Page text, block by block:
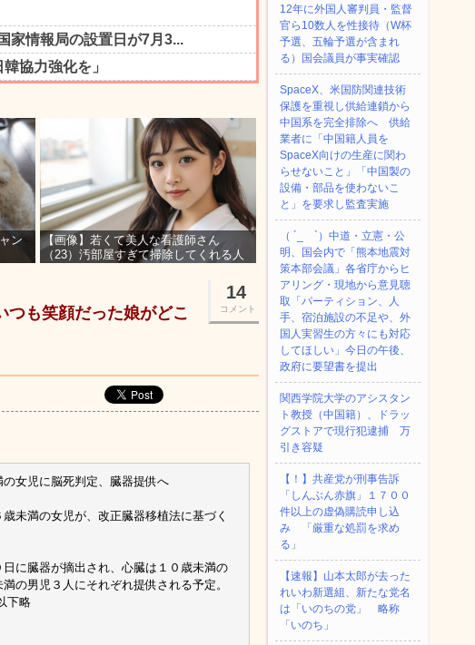
ン
【画像】若くて美人な看護師さん
（23）汚部屋すぎて掃除してくれる人
14
コメント
つも笑顔だった娘がどこ
女児に脳死判定、臓器提供へ
未満の女児が、改正臓器移植法に基づく
に臓器が摘出され、心臓は１０歳未満の
の男児３人にそれぞれ提供される予定。
下略
12年に外国人審判員・監督
官ら10数人を性接待（W杯
予選、五輪予選が含まれ
る）国会議員が事実確認
SpaceX、米国防関連技術
保護を重視し供給連鎖から
中国系を完全排除へ 供給
業者に「中国籍人員を
SpaceX向けの生産に関わ
らせないこと」「中国製の
設備・部品を使わないこ
と」を要求し監査実施
（ ´_ゝ`）中道・立憲・公
明、国会内で「熊本地震対
策本部会議」各省庁からヒ
アリング・現地から意見聴
取「パーティション、人
手、宿泊施設の不足や、外
国人実習生の方々にも対応
してほしい」今日の午後、
政府に要望書を提出
関西学院大学のアシスタン
ト教授（中国籍）、ドラッ
グストアで現行犯逮捕 万
引き容疑
【！】共産党が刑事告訴
「しんぶん赤旗」１７００
件以上の虚偽購読申し込
み 「厳重な処罰を求め
る」
【速報】山本太郎が去った
れいわ新選組、新たな党名
は「いのちの党」 略称
「いのち」